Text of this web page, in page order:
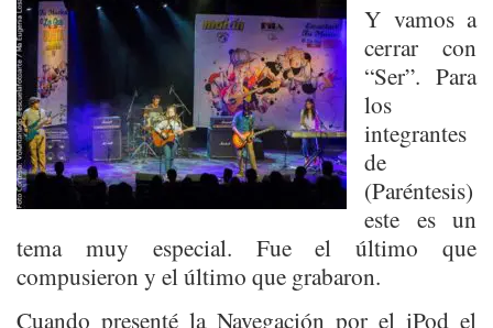
Y vamos a
cerrar con
“Ser”. Para
los
integrantes
de
(Paréntesis)
este es un
tema muy especial. Fue el último que
compusieron y el último que grabaron.
Cuando presenté la Navegación por el iPod el